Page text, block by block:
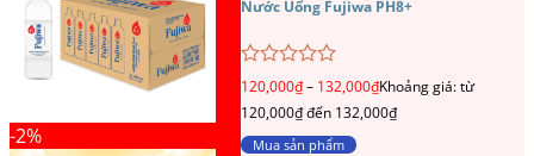
Nước Uống Fujiwa PH8+
Được
xếp
hạng
0
120,000₫– 132,000₫Khoảng giá: từ
120,000₫ đến 132,000₫
Mua sản phẩm
-2%